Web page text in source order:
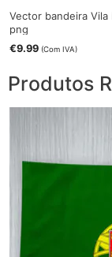
Vector bandeira
png
€9.99 (Com IVA)
Produtos